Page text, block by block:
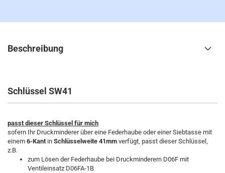
Beschreibung
Schlüssel SW41
passt dieser Schlüssel für mich
sofern Ihr Druckminderer über eine Federhaube oder einer Siebtasse mit
einem 6-Kantin Schlüsselweite 41mm verfügt, passt dieser Schlüssel,
z.B.
zum Lösen der Federhaube bei Druckminderern D06F mit
Ventileinsatz D06FA-1B